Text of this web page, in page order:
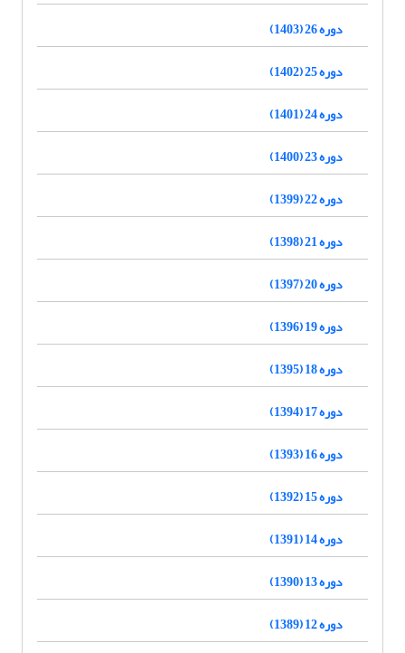
دوره 26 (1403)
دوره 25 (1402)
دوره 24 (1401)
دوره 23 (1400)
دوره 22 (1399)
دوره 21 (1398)
دوره 20 (1397)
دوره 19 (1396)
دوره 18 (1395)
دوره 17 (1394)
دوره 16 (1393)
دوره 15 (1392)
دوره 14 (1391)
دوره 13 (1390)
دوره 12 (1389)